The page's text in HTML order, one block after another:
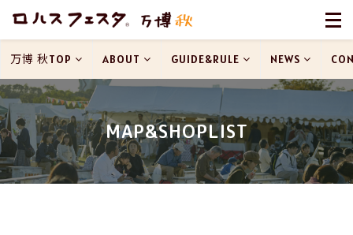
MAP&SHOPLIST
万博 秋TOP ABOUT GUIDE&RULE NEWS